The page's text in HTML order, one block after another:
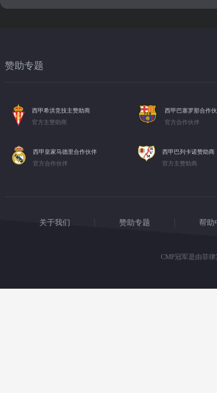
赞助专题
西甲希洪竞技主赞助商
官方主赞助商
西甲巴塞罗那合作
官方合作伙伴
西甲皇家马德里合作伙伴
官方合作伙伴
西甲巴列卡诺赞助商
官方主赞助商
关于我们 赞助专题 帮助
CMP冠军是由菲